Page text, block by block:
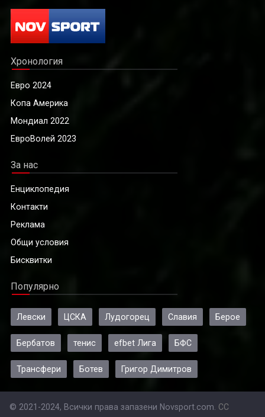
Хронология
Евро 2024
Копа Америка
Мондиал 2022
ЕвроВолей 2023
За нас
Енциклопедия
Контакти
Реклама
Общи условия
Бисквитки
Популярно
Левски ЦСКА Лудогорец Славия Берое
Бербатов тенис efbet Лига БФС
Трансфери Ботев Григор Димитров
© 2021-2024, Всички права запазени Novsport.com. CC